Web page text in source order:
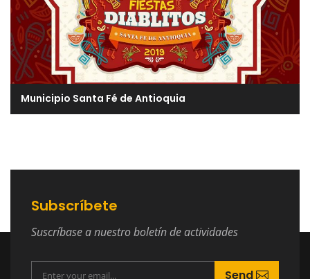
Municipio Santa Fé de Antioquia
Subscríbete
Suscríbase a nuestro boletín de actividades
Send